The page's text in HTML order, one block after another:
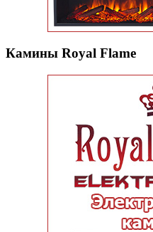
Камины Royal Flame